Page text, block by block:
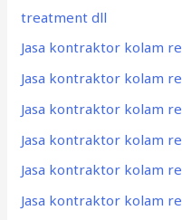
treatment dll
Jasa kontraktor kolam
Jasa kontraktor kolam
Jasa kontraktor kolam
Jasa kontraktor kolam
Jasa kontraktor kolam
Jasa kontraktor kolam